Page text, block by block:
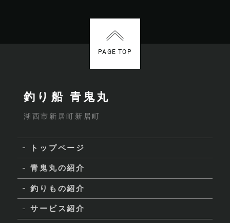
PAGE TOP
釣り船 青鬼丸
湖西市新居町新居町
トップページ
青鬼丸の紹介
釣りもの紹介
サービス紹介